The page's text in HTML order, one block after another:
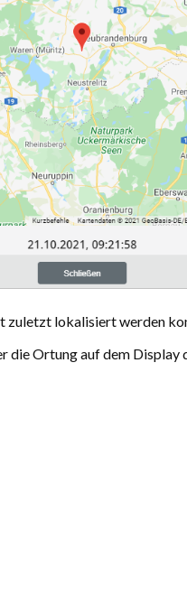
zuletzt lokalisiert werden
die Ortung auf dem Display